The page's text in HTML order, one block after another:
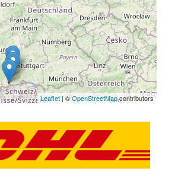
Leaflet | ©OpenStreetMapcontributors